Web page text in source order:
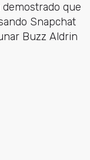
que
Snapchat
Buzz Aldrin